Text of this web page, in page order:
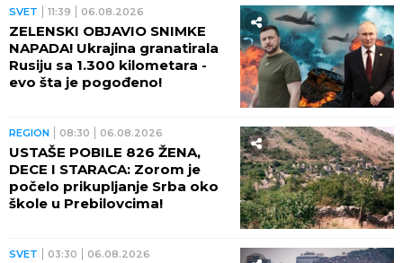
SVET 11:39 06.08.2026
ZELENSKI OBJAVIO SNIMKE
NAPADA! Ukrajina granatirala
Rusiju sa 1.300 kilometara -
evo šta je pogođeno!
REGION 08:30 06.08.2026
USTAŠE POBILE 826 ŽENA,
DECE I STARACA: Zorom je
počelo prikupljanje Srba oko
škole u Prebilovcima!
SVET 03:30 06.08.2026